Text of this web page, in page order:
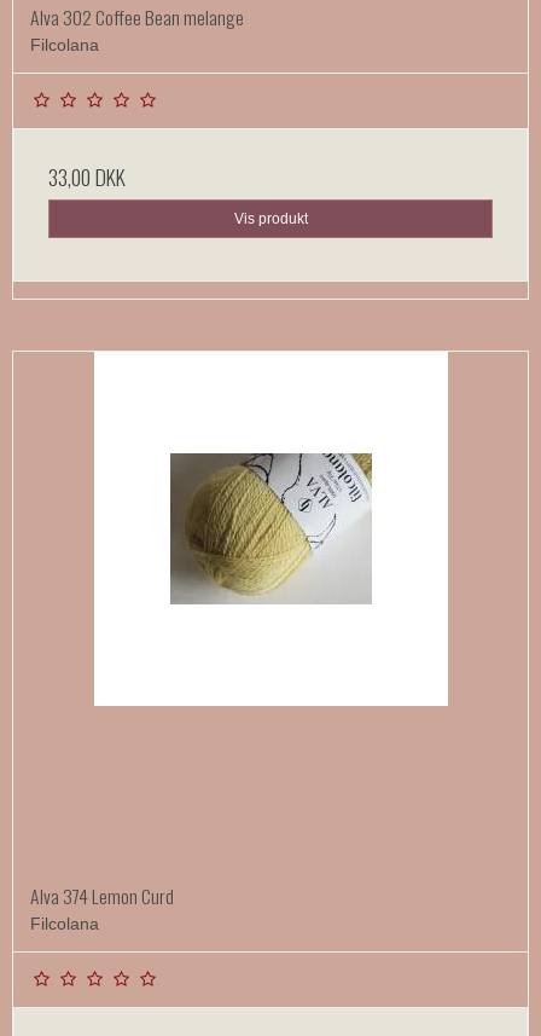
Alva 302 Coffee Bean melange
Filcolana
33,00 DKK
Vis produkt
Alva 374 Lemon Curd
Filcolana